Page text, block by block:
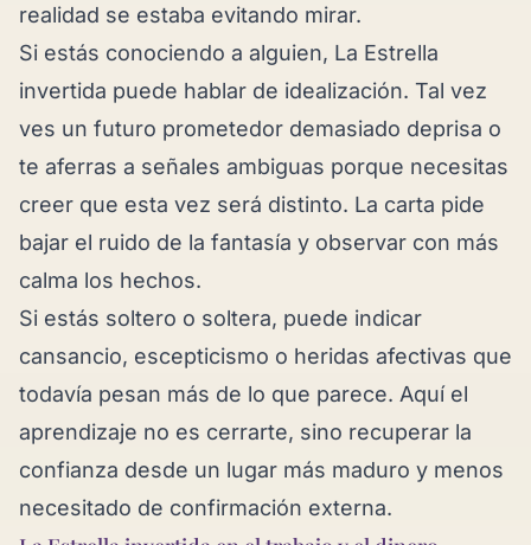
realidad se estaba evitando mirar.
Si estás conociendo a alguien, La Estrella
invertida puede hablar de idealización. Tal vez
ves un futuro prometedor demasiado deprisa o
te aferras a señales ambiguas porque necesitas
creer que esta vez será distinto. La carta pide
bajar el ruido de la fantasía y observar con más
calma los hechos.
Si estás soltero o soltera, puede indicar
cansancio, escepticismo o heridas afectivas que
todavía pesan más de lo que parece. Aquí el
aprendizaje no es cerrarte, sino recuperar la
confianza desde un lugar más maduro y menos
necesitado de confirmación externa.